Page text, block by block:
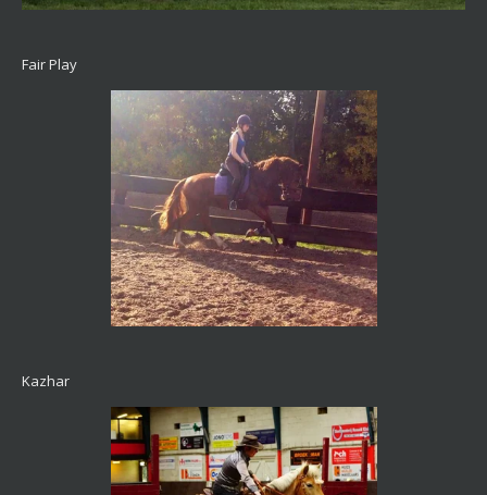
Fair Play
Kazhar